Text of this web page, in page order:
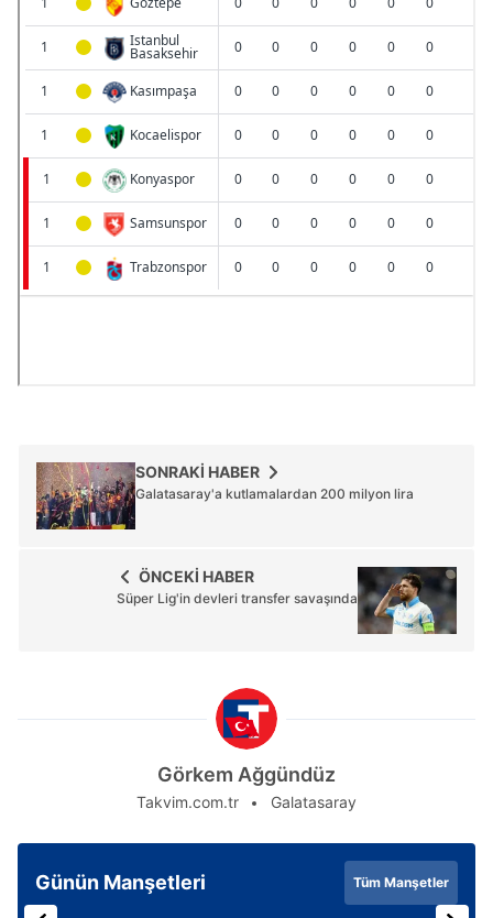
SONRAKİ HABER
Galatasaray'a kutlamalardan 200 milyon lira
ÖNCEKİ HABER
Süper Lig'in devleri transfer savaşında
Görkem Ağgündüz
Takvim.com.tr Galatasaray
Günün Manşetleri Tüm Manşetler